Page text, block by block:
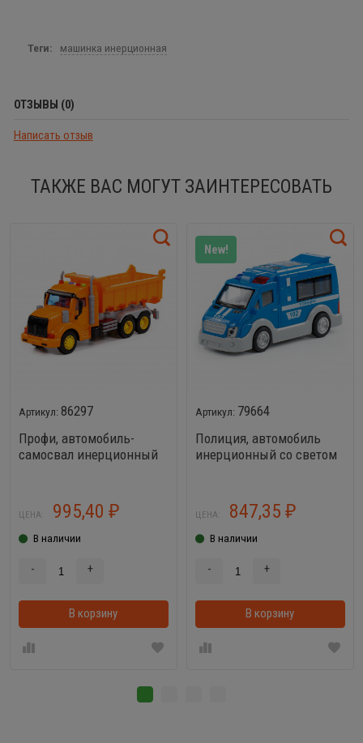
Теги: машинка инерционная
ОТЗЫВЫ (0)
Написать отзыв
ТАКЖЕ ВАС МОГУТ ЗАИНТЕРЕСОВАТЬ
86297
Профи, автомобиль-
самосвал инерционный
ЦЕНА: 995,40 ₽
В наличии
- +
В корзину В корзинке
New!
79664
Полиция, автомобиль
инерционный со светом
ЦЕНА: 847,35 ₽
В наличии
- +
В корзину